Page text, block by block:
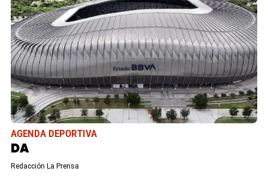
AGENDA DEPORTIVA
DA
Redacción La Prensa